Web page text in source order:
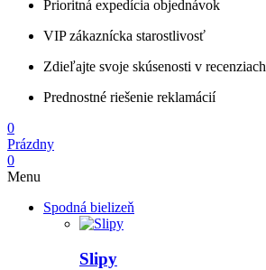
Prioritná expedícia objednávok
VIP zákaznícka starostlivosť
Zdieľajte svoje skúsenosti v recenziach
Prednostné riešenie reklamácií
0
Prázdny
0
Menu
Spodná bielizeň
Slipy